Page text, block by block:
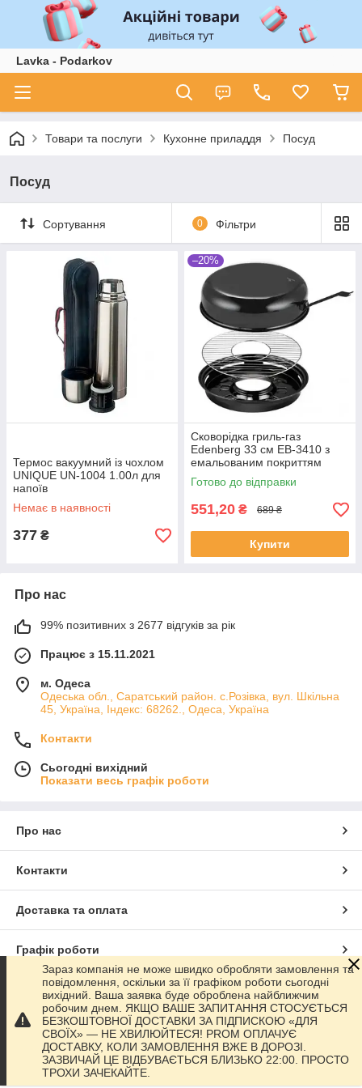
Lavka - Podarkov
Товари та послуги Кухонне приладдя Посуд
Посуд
Сортування 0 Фільтри
Термос вакуумний із чохлом
UNIQUE UN-1004 1.00л для
напоїв
Немає в наявності
377 ₴
–20%
Сковорідка гриль-газ
Edenberg 33 см EB-3410 з
емальованим покриттям
Готово до відправки
551,20 ₴ 689 ₴
Купити
Про нас
99% позитивних з 2677 відгуків за рік
Працює з 15.11.2021
м. Одеса
Одеська обл., Саратський район. с.Розівка, вул. Шкільна
45, Україна, Індекс: 68262., Одеса, Україна
Контакти
Сьогодні вихідний
Показати весь графік роботи
Про нас
Контакти
Доставка та оплата
Графік роботи
Повна версія сайту
Сайт створено на маркетплейсіProm.ua
Політика конфіденційності
Зараз компанія не може швидко обробляти замовлення та
повідомлення, оскільки за її графіком роботи сьогодні
вихідний. Ваша заявка буде оброблена найближчим
робочим днем. ЯКЩО ВАШЕ ЗАПИТАННЯ СТОСУЄТЬСЯ
БЕЗКОШТОВНОЇ ДОСТАВКИ ЗА ПІДПИСКОЮ «ДЛЯ
СВОЇХ» — НЕ ХВИЛЮЙТЕСЯ! PROM ОПЛАЧУЄ
ДОСТАВКУ, КОЛИ ЗАМОВЛЕННЯ ВЖЕ В ДОРОЗІ.
ЗАЗВИЧАЙ ЦЕ ВІДБУВАЄТЬСЯ БЛИЗЬКО 22:00. ПРОСТО
ТРОХИ ЗАЧЕКАЙТЕ.